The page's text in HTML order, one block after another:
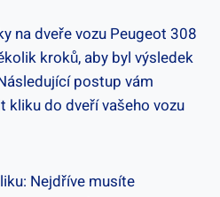
na dveře vozu Peugeot 308
kroků, aby byl výsledek
‍postup vám
‍kliku do dveří vašeho vozu
Nejdříve musíte